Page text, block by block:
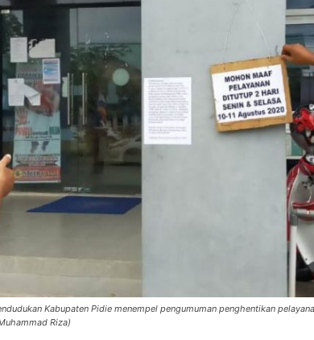
Kabupaten Pidie menempel pengumuman penghentikan
Riza)